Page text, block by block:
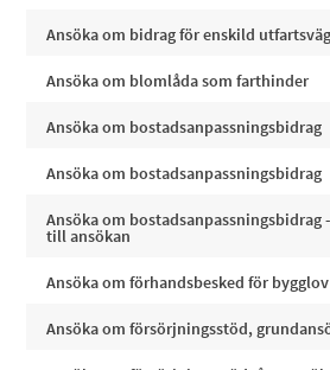
Ansöka om bidrag för enskild utfartsväg
Ansöka om blomlåda som farthinder
Ansöka om bostadsanpassningsbidrag
Ansöka om bostadsanpassningsbidrag
Ansöka om
till ansökan
Ansöka om förhandsbesked för bygglov
Ansöka om försörjningsstöd,